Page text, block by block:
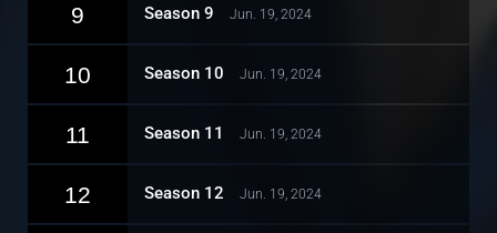
9 Season 9 Jun. 19, 2024
10 Season 10 Jun. 19, 2024
11 Season 11 Jun. 19, 2024
12 Season 12 Jun. 19, 2024